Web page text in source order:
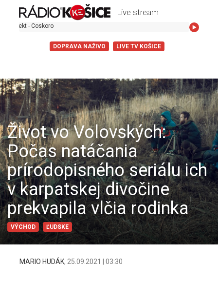
Live stream
DOPRAVA NAŽIVO LIVE TV KOŠICE
Život vo Volovských:
Počas natáčania
prírodopisného seriálu ich
v karpatskej divočine
prekvapila vlčia rodinka
VÝCHOD ĽUDSKE
MARIO HUDÁK, 25.09.2021 | 03:30